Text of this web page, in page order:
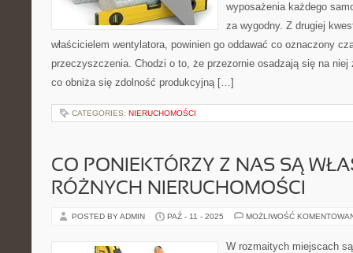
wyposażenia każdego
za wygodny. Z drugiej
właścicielem wentylatora, powinien go oddawać co oznaczony
przeczyszczenia. Chodzi o to, że przezornie osadzają się na
co obniża się zdolność produkcyjną […]
CATEGORIES: NIERUCHOMOŚCI
CO PONIEKTÓRZY Z NAS SĄ
RÓŻNYCH NIERUCHOMOŚCI
POSTED BY ADMIN PAŹ - 11 - 2025 MOŻLIWOŚĆ
W rozmaitych miejscach